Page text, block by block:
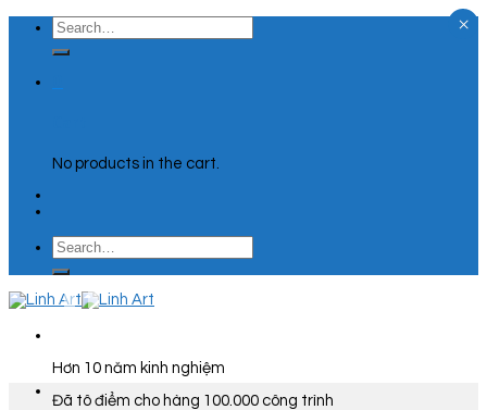
Skip
content
Search
for:
No products in the cart.
Search
for:
Hơn 10 năm kinh nghiệm
Đã tô điểm cho hàng 100.000 công trình
×